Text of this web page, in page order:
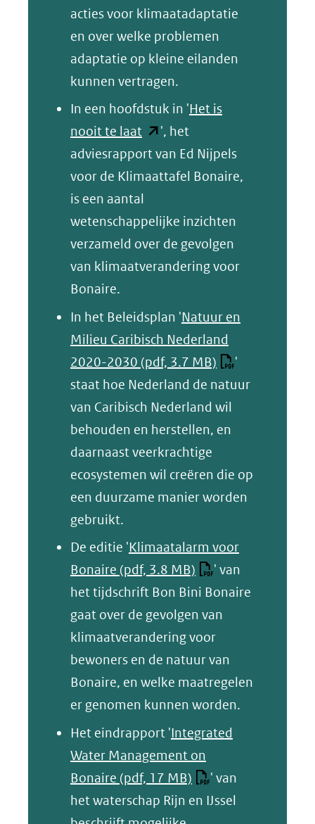
acties voor klimaatadaptatie
en over welke problemen
adaptatie op kleine eilanden
kunnen vertragen.
In een hoofdstuk in 'Het is
nooit te laat (opent
in
nieuw
venster)
(verwijst
naar
een
website)
', het
adviesrapport van Ed Nijpels
voor de Klimaattafel Bonaire,
is een aantal
wetenschappelijke inzichten
verzameld over de gevolgen
van klimaatverandering voor
Bonaire.
In het Beleidsplan 'Natuur en
Milieu Caribisch Nederland
2020-2030 (pdf, 3.7 MB)
'
staat hoe Nederland de natuur
van Caribisch Nederland wil
behouden en herstellen, en
daarnaast veerkrachtige
ecosystemen wil creëren die op
een duurzame manier worden
gebruikt.
De editie 'Klimaatalarm voor
Bonaire (pdf, 3.8 MB)
' van
het tijdschrift Bon Bini Bonaire
gaat over de gevolgen van
klimaatverandering voor
bewoners en de natuur van
Bonaire, en welke maatregelen
er genomen kunnen worden.
Het eindrapport 'Integrated
Water Management on
Bonaire (pdf, 17 MB)
' van
het waterschap Rijn en IJssel